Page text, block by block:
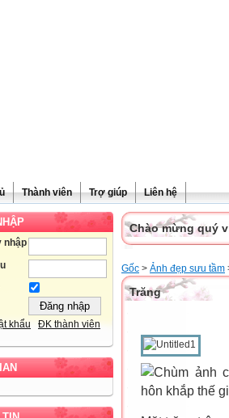
Thành viên Trợ giúp Liên hệ
nhập
khẩu ĐK thành viên
Chào mừng quý
Gốc > Ảnh đẹp sưu tầm
Trăng